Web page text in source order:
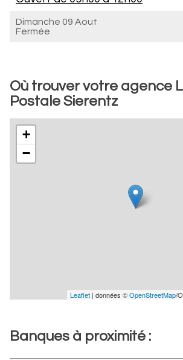
Dimanche 09 Aout
Fermée
Où trouver votre agence
Postale Sierentz
+
−
Leaflet | données ©OpenStreetMap/
Banques à proximité :